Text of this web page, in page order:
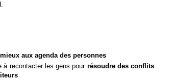
aux agenda des personnes
à recontacter les gens pour résoudre des conflits